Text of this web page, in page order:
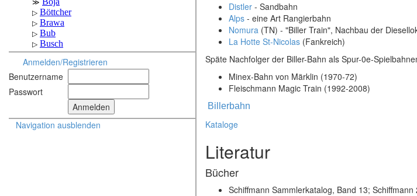
Anmelden/Registrieren
Benutzername
Passwort
Navigation ausblenden
Distler - Sandbahn
Alps - eine Art Rangierbahn
Nomura (TN) - "Biller Train", Nachbau der
La Hotte St-Nicolas (Fankreich)
Späte Nachfolger der Biller-Bahn als Spur-0e-
Minex-Bahn von Märklin (1970-72)
Fleischmann Magic Train (1992-2008)
Billerbahn
Kataloge
Literatur
Bücher
Schiffmann Sammlerkatalog, Band 13; Schiffmann